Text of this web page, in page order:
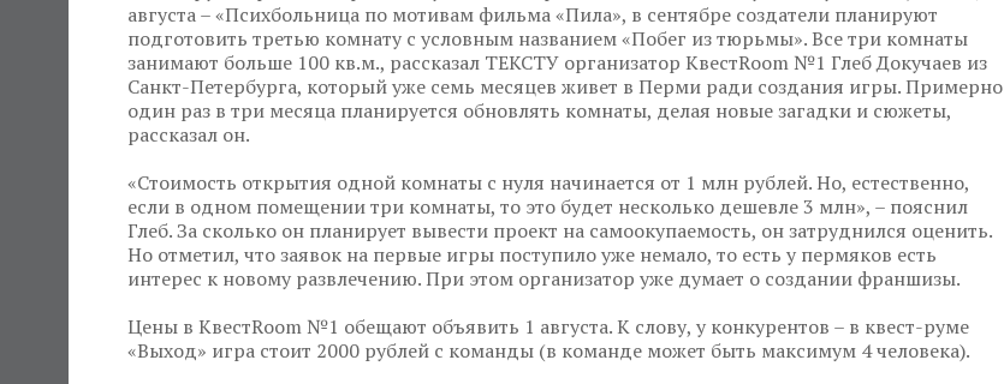
августа – «Психбольница по мотивам фильма «Пила», в сентябре создатели планируют
подготовить третью комнату с условным названием «Побег из тюрьмы». Все три комнаты
занимают больше 100 кв.м., рассказал ТЕКСТУ организатор КвестRoom №1 Глеб Докучаев из
Санкт-Петербурга, который уже семь месяцев живет в Перми ради создания игры. Примерно
один раз в три месяца планируется обновлять комнаты, делая новые загадки и сюжеты,
рассказал он.
«Стоимость открытия одной комнаты с нуля начинается от 1 млн рублей. Но, естественно,
если в одном помещении три комнаты, то это будет несколько дешевле 3 млн», – пояснил
Глеб. За сколько он планирует вывести проект на самоокупаемость, он затруднился оценить.
Но отметил, что заявок на первые игры поступило уже немало, то есть у пермяков есть
интерес к новому развлечению. При этом организатор уже думает о создании франшизы.
Цены в КвестRoom №1 обещают объявить 1 августа. К слову, у конкурентов – в квест-руме
«Выход» игра стоит 2000 рублей с команды (в команде может быть максимум 4 человека).